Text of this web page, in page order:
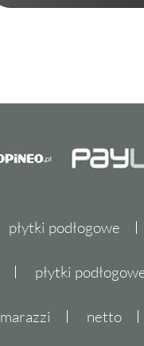
płytki podłogowe
płytki
marazzi netto